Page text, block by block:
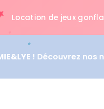
Location de jeux
! Découvrez nos